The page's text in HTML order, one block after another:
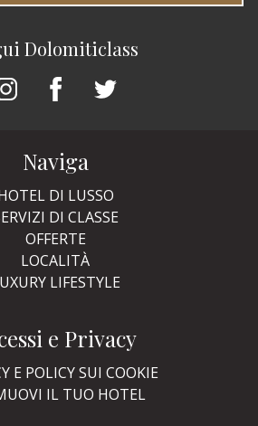
Dolomiticlass
Naviga
DI LUSSO
DI CLASSE
OFFERTE
LOCALITÀ
LIFESTYLE
e Privacy
E POLICY SUI COOKIE
IL TUO HOTEL